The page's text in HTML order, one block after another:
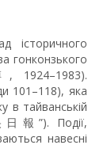
історичного
гонконзького
1924–1983).
101–118), яка
в тайванській
日報”). Події,
навесні